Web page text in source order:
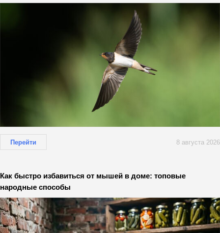
Перейти 8 августа 2026
Как быстро избавиться от мышей в доме: топовые
народные способы